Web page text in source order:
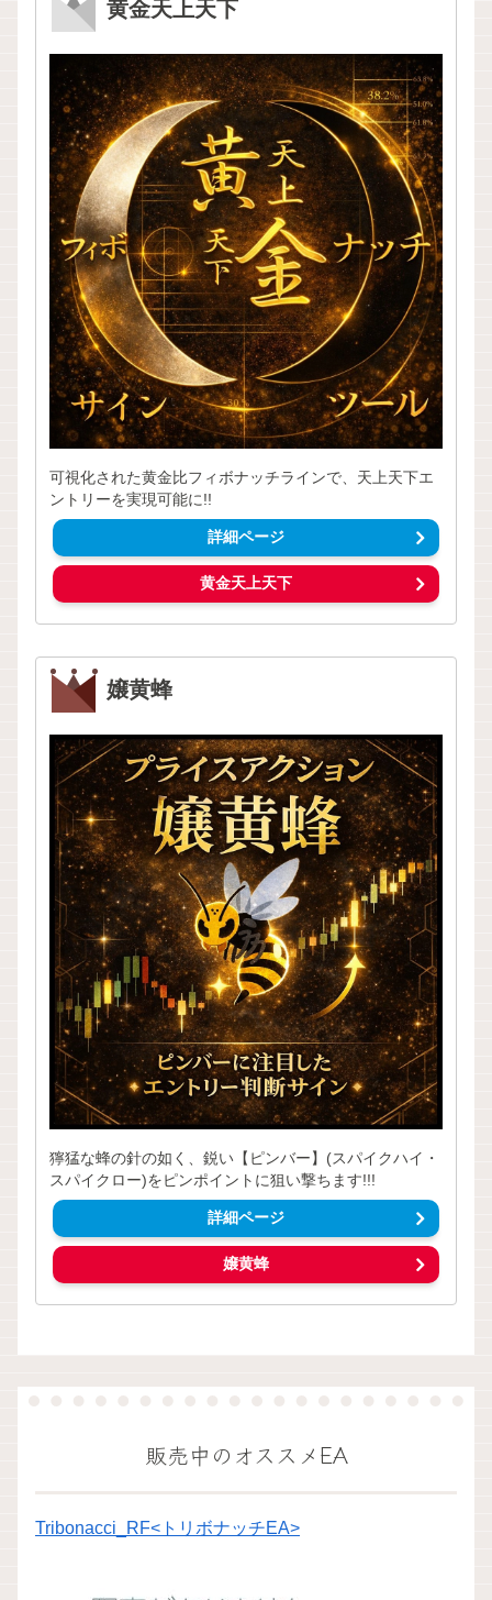
黄金天上天下
可視化された黄金比フィボナッチラインで、天上天下エ
ントリーを実現可能に!!
詳細ページ
黄金天上天下
嬢黄蜂
獰猛な蜂の針の如く、鋭い【ピンバー】(スパイクハイ・
スパイクロー)をピンポイントに狙い撃ちます!!!
詳細ページ
嬢黄蜂
販売中のオススメEA
Tribonacci_RF<トリボナッチEA>